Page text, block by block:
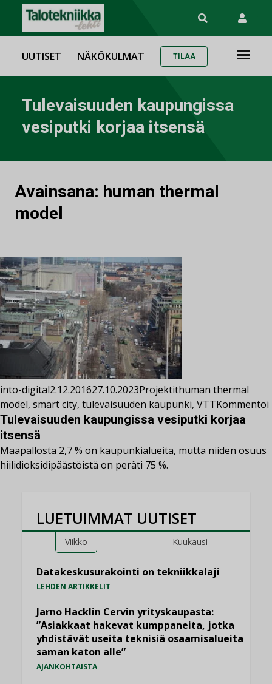
UUTISET NÄKÖKULMAT TILAA
Tulevaisuuden kaupungissa
vesiputki korjaa itsensä
Avainsana: human thermal
model
into-digital2.12.201627.10.2023Projektithuman thermal
model, smart city, tulevaisuuden kaupunki, VTTKommentoi
Tulevaisuuden kaupungissa vesiputki korjaa
itsensä
Maapallosta 2,7 % on kaupunkialueita, mutta niiden osuus
hiilidioksidipäästöistä on peräti 75 %.
LUETUIMMAT UUTISET
Viikko Kuukausi
Datakeskusurakointi on tekniikkalaji
LEHDEN ARTIKKELIT
Jarno Hacklin Cervin yrityskaupasta:
”Asiakkaat hakevat kumppaneita, jotka
yhdistävät useita teknisiä osaamisalueita
saman katon alle”
AJANKOHTAISTA